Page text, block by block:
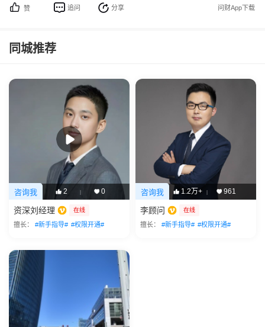
赞 追问 分享 问财App下载
同城推荐
咨询我 2 | 0
资深刘经理 在线
擅长： #新手指导# #权限开通#
咨询我 1.2万+ | 961
李顾问 在线
擅长： #新手指导# #权限开通#